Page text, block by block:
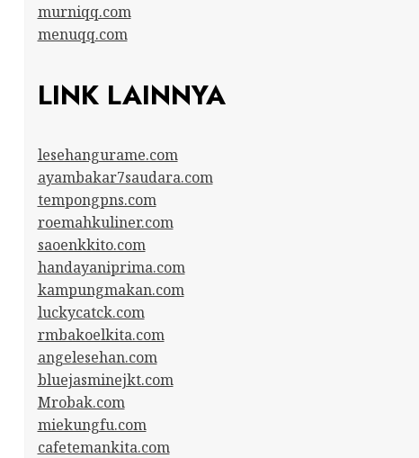
murniqq.com
menuqq.com
LINK LAINNYA
lesehangurame.com
ayambakar7saudara.com
tempongpns.com
roemahkuliner.com
saoenkkito.com
handayaniprima.com
kampungmakan.com
luckycatck.com
rmbakoelkita.com
angelesehan.com
bluejasminejkt.com
Mrobak.com
miekungfu.com
cafetemankita.com